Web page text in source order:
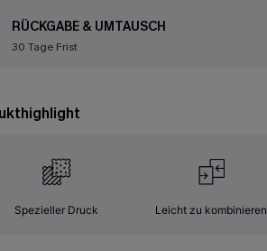
RÜCKGABE & UMTAUSCH
30 Tage Frist
Spezieller Druck Leicht zu kombinieren